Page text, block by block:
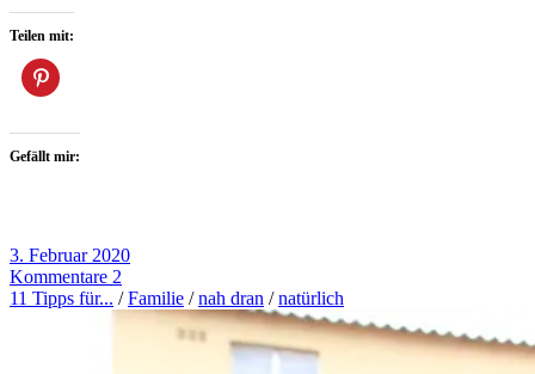
Teilen mit:
Gefällt mir:
3. Februar 2020
Kommentare 2
11 Tipps für... /Familie /nah dran /natürlich